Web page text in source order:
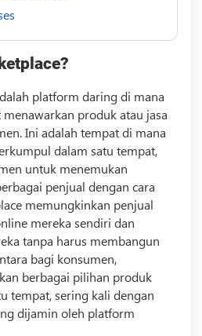
platform daring di mana
produk atau jasa
Ini adalah tempat di mana
dalam satu tempat,
untuk menemukan
penjual dengan cara
memungkinkan penjual
mereka sendiri dan
tanpa harus membangun
bagi konsumen,
berbagai pilihan produk
tempat, sering kali dengan
dijamin oleh platform